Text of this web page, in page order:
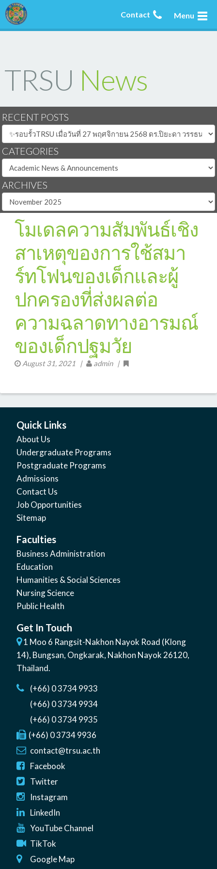
Menu
Contact
TRSU News
RECENT POSTS
CATEGORIES
ARCHIVES
โมเดลความสัมพันธ์เชิง
สาเหตุของการใช้สมา
ร์ทโฟนของเด็กและผู้
ปกครองที่ส่งผลต่อ
ความฉลาดทางอารมณ์
ของเด็กปฐมวัย
August 31, 2021 | admin |
Quick Links
About Us
Undergraduate Programs
Postgraduate Programs
Admissions
Contact Us
Job Opportunities
Sitemap
Faculties
Business Administration
Education
Humanities & Social Sciences
Nursing Science
Public Health
Get In Touch
1 Moo 6 Rangsit-Nakhon Nayok Road (Klong
14), Bungsan, Ongkarak, Nakhon Nayok26120,
Thailand.
(+66) 0 3734 9933
(+66) 0 3734 9934
(+66) 0 3734 9935
(+66) 0 3734 9936
contact@trsu.ac.th
Facebook
Twitter
Instagram
LinkedIn
YouTube Channel
TikTok
Google Map